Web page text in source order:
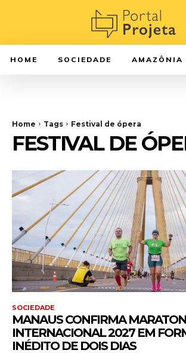
HOME SOCIEDADE AMAZÔNIA
Home Tags Festival de ópera
FESTIVAL DE
SOCIEDADE
MANAUS CONFIRMA
INTERNACIONAL 2027 EM
INÉDITO DE DOIS DIAS